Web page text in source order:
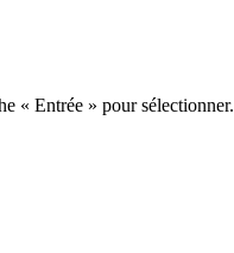
« Entrée » pour sélectionner.